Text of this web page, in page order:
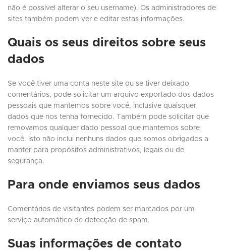
não é possível alterar o seu username). Os administradores de
sites também podem ver e editar estas informações.
Quais os seus direitos sobre seus
dados
Se você tiver uma conta neste site ou se tiver deixado
comentários, pode solicitar um arquivo exportado dos dados
pessoais que mantemos sobre você, inclusive quaisquer
dados que nos tenha fornecido. Também pode solicitar que
removamos qualquer dado pessoal que mantemos sobre
você. Isto não inclui nenhuns dados que somos obrigados a
manter para propósitos administrativos, legais ou de
segurança.
Para onde enviamos seus dados
Comentários de visitantes podem ser marcados por um
serviço automático de detecção de spam.
Suas informações de contato